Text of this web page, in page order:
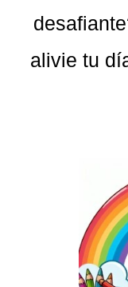
alivie tu